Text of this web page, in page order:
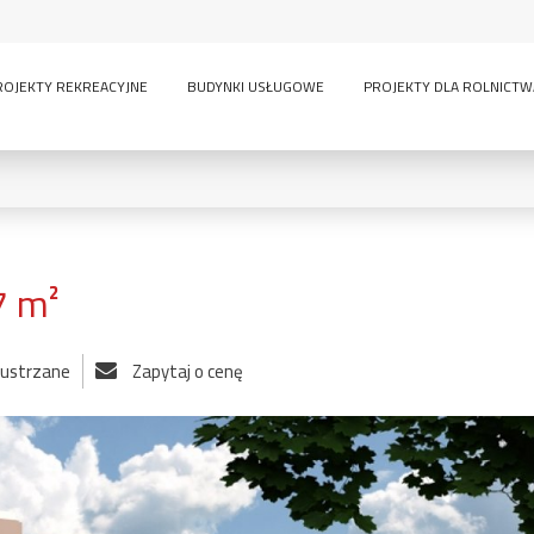
REKREACYJNE BUDYNKI USŁUGOWE PROJEKTY DLA
inwentarskie
sauna wielokondygnacyjny
GARAŻE:
bez garażu 1-
Zapytaj o cenę